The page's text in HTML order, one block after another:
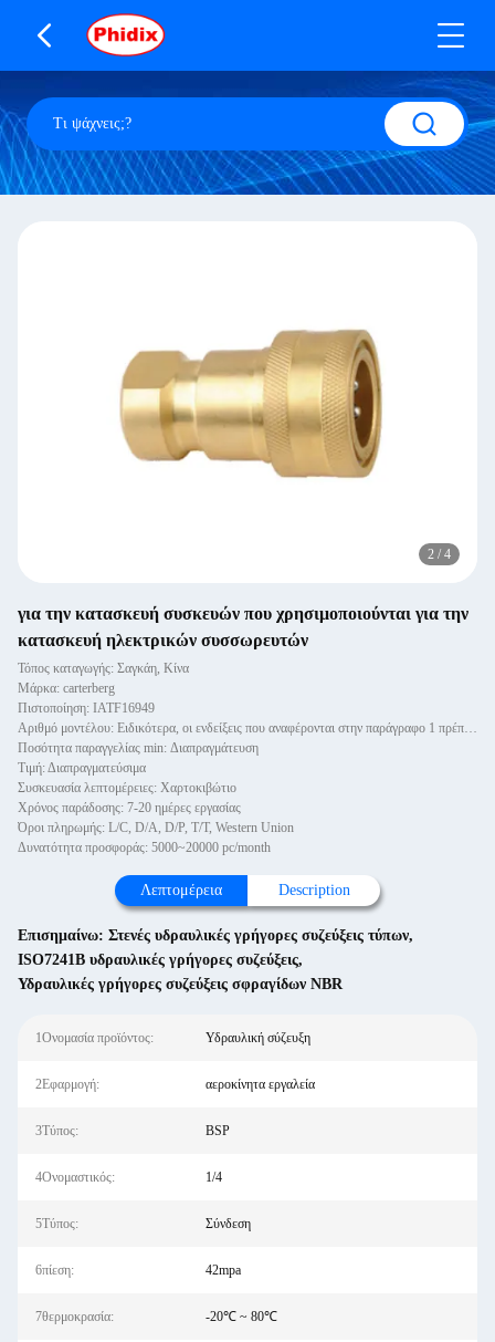
2 / 4
για την κατασκευή συσκευών που χρησιμοποιούνται για την
κατασκευή ηλεκτρικών συσσωρευτών
Τόπος καταγωγής: Σαγκάη, Κίνα
Μάρκα: carterberg
Πιστοποίηση: IATF16949
Αριθμό μοντέλου: Ειδικότερα, οι ενδείξεις που αναφέρονται στην παράγραφο 1 πρέπει να λαμβάνονται υπόψη.
Ποσότητα παραγγελίας min: Διαπραγμάτευση
Τιμή: Διαπραγματεύσιμα
Συσκευασία λεπτομέρειες: Χαρτοκιβώτιο
Χρόνος παράδοσης: 7-20 ημέρες εργασίας
Όροι πληρωμής: L/C, D/A, D/P, T/T, Western Union
Δυνατότητα προσφοράς: 5000~20000 pc/month
Λεπτομέρεια Description
Επισημαίνω: Στενές υδραυλικές γρήγορες συζεύξεις τύπων,
ISO7241B υδραυλικές γρήγορες συζεύξεις,
Υδραυλικές γρήγορες συζεύξεις σφραγίδων NBR
1Ονομασία προϊόντος: Υδραυλική σύζευξη
2Εφαρμογή: αεροκίνητα εργαλεία
3Τύπος: BSP
4Ονομαστικός: 1/4
5Τύπος: Σύνδεση
6πίεση: 42mpa
7θερμοκρασία: -20℃ ~ 80℃